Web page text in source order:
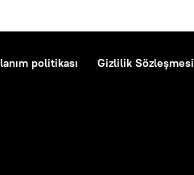
politikası Gizlilik Sözleşmesi